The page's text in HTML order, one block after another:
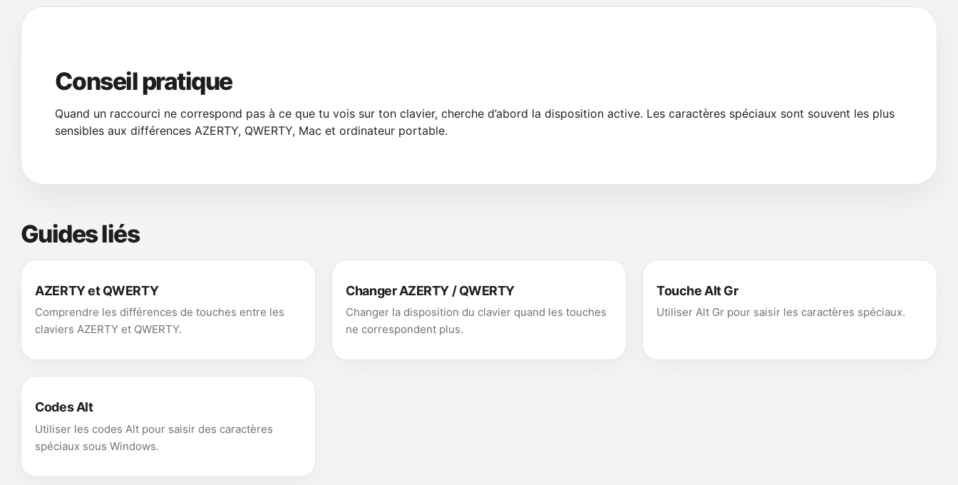
Conseil pratique
Quand un raccourci ne correspond pas à ce que tu vois sur ton clavier, cherche d’abord la disposition active. Les caractères spéciaux sont souvent les plus
sensibles aux différences AZERTY, QWERTY, Mac et ordinateur portable.
Guides liés
AZERTY et QWERTY
Comprendre les différences de touches entre les
claviers AZERTY et QWERTY.
Changer AZERTY / QWERTY
Changer la disposition du clavier quand les touches
ne correspondent plus.
Touche Alt Gr
Utiliser Alt Gr pour saisir les caractères spéciaux.
Codes Alt
Utiliser les codes Alt pour saisir des caractères
spéciaux sous Windows.